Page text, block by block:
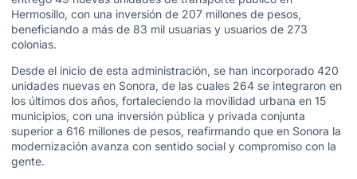
Hermosillo, con una inversión de 207 millones de pesos,
beneficiando a más de 83 mil usuarias y usuarios de 273
colonias.
Desde el inicio de esta administración, se han incorporado 420
unidades nuevas en Sonora, de las cuales 264 se integraron en
los últimos dos años, fortaleciendo la movilidad urbana en 15
municipios, con una inversión pública y privada conjunta
superior a 616 millones de pesos, reafirmando que en Sonora la
modernización avanza con sentido social y compromiso con la
gente.